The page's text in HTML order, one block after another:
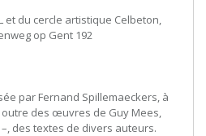
et du cercle artistique Celbeton,
op Gent 192
par Fernand Spillemaeckers, à
outre des œuvres de Guy Mees,
des textes de divers auteurs.